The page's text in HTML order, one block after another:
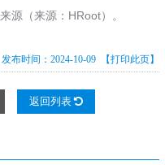
源（来源： HRoot）。
发布时间：2024-10-09 【打印此页】
返回列表